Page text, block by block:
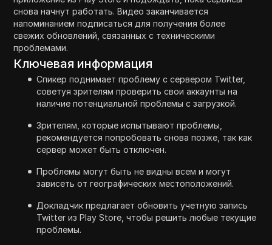
снова начнут работать. Видео заканчивается
напоминанием подписаться для получения более
свежих обновлений, связанных с техническими
проблемами.
Ключевая информация
Спикер поднимает проблему с сервером Twitter,
советуя зрителям проверить свои аккаунты на
наличие потенциальной проблемы с загрузкой.
Зрителям, которые испытывают проблемы,
рекомендуется попробовать снова позже, так как
сервер может быть отключен.
Проблемы могут быть не видны всем и могут
зависеть от географических местоположений.
Докладчик предлагает обновить учетную запись
Twitter из Play Store, чтобы решить любые текущие
проблемы.